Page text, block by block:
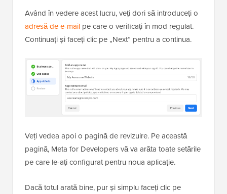
Având în vedere acest lucru, veți dori să introduceți o
adresă de e-mail pe care o verificați în mod regulat.
Continuați și faceți clic pe „Next” pentru a continua.
Veți vedea apoi o pagină de revizuire. Pe această
pagină, Meta for Developers vă va arăta toate setările
pe care le-ați configurat pentru noua aplicație.
Dacă totul arată bine, pur și simplu faceți clic pe